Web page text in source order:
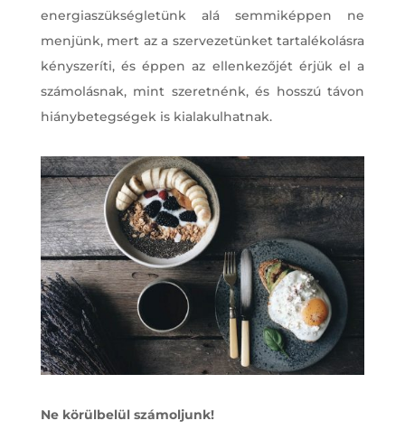
energiaszükségletünk alá semmiképpen ne
menjünk, mert az a szervezetünket tartalékolásra
kényszeríti, és éppen az ellenkezőjét érjük el a
számolásnak, mint szeretnénk, és hosszú távon
hiánybetegségek is kialakulhatnak.
Ne körülbelül számoljunk!